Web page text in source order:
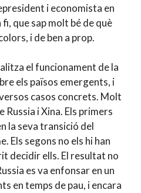
i economista en
fi, que sap molt bé de què
i de ben a prop.
el funcionament de la
els països emergents, i
casos concrets. Molt
Russia i Xina. Els primers
la seva transició del
Els segons no els hi han
decidir ells. El resultat no
es va enfonsar en un
en temps de pau, i encara